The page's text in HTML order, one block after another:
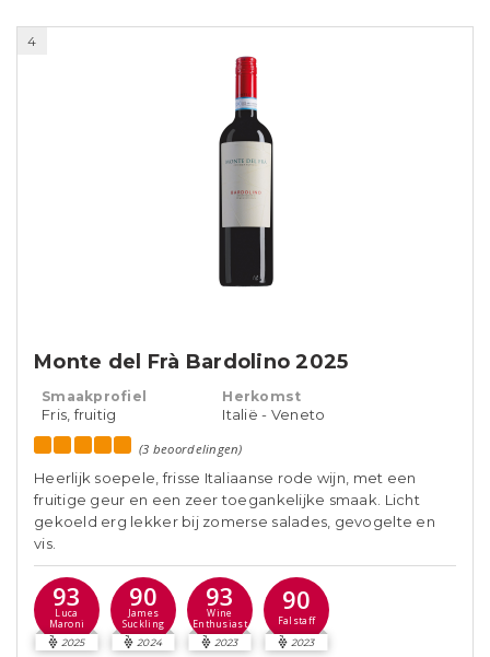
4
Monte del Frà Bardolino 2025
Smaakprofiel
Fris, fruitig
Herkomst
Italië - Veneto
(3 beoordelingen)
Heerlijk soepele, frisse Italiaanse rode wijn, met een
fruitige geur en een zeer toegankelijke smaak. Licht
gekoeld erg lekker bij zomerse salades, gevogelte en
vis.
93
Luca
Maroni
2025
90
James
Suckling
2024
93
Wine
Enthusiast
2023
90
Falstaff
2023